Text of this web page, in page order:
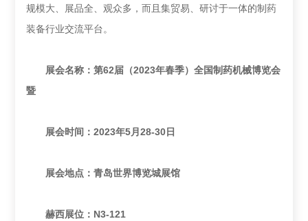
规模大、展品全、观众多，而且集贸易、研讨于一体的制药
装备行业交流平台。
展会名称：第62届（2023年春季）全国制药机械博览会
暨
展会时间：2023年5月28-30日
展会地点：青岛世界博览城展馆
赫西展位：N3-121